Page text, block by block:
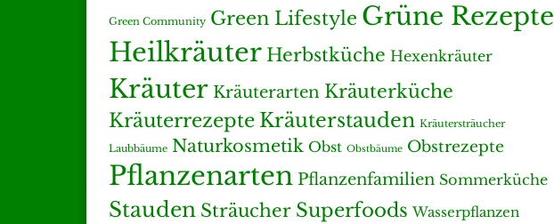
Green Community Green Lifestyle Grüne Rezepte
Heilkräuter Herbstküche Hexenkräuter
Kräuter Kräuterarten Kräuterküche
Kräuterrezepte Kräuterstauden Kräutersträucher
Laubbäume Naturkosmetik Obst Obstbäume Obstrezepte
Pflanzenarten Pflanzenfamilien Sommerküche
Stauden Sträucher Superfoods Wasserpflanzen